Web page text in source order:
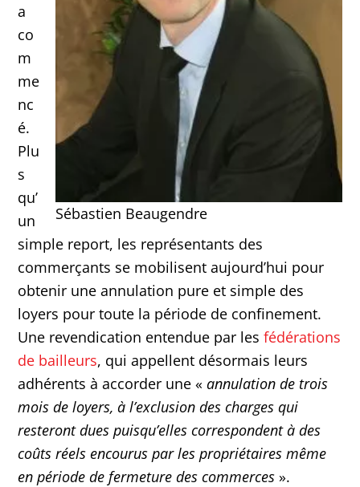
Sébastien Beaugendre
a
co
m
me
nc
é.
Plu
s
qu’
un
simple report, les représentants des
commerçants se mobilisent aujourd’hui pour
obtenir une annulation pure et simple des
loyers pour toute la période de confinement.
Une revendication entendue par lesfédérations
de bailleurs, qui appellent désormais leurs
adhérents à accorder une « annulation de trois
mois de loyers, à l’exclusion des charges qui
resteront dues puisqu’elles correspondent à des
coûts réels encourus par les propriétaires même
en période de fermeture des commerces ».